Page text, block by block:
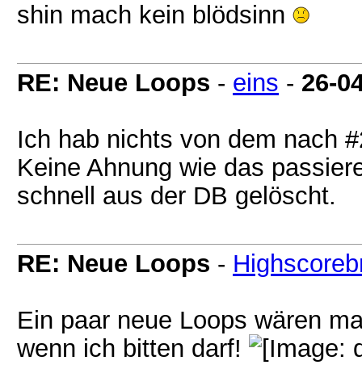
shin mach kein blödsinn
RE: Neue Loops - eins - 26-
Ich hab nichts von dem nach
Keine Ahnung wie das
schnell aus der DB gelöscht.
RE: Neue Loops -
Ein paar neue Loops wären
wenn ich bitten darf!